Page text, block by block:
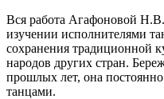
Вся работа Агафоновой
изучении исполнителями
сохранения традиционной
народов других стран.
прошлых лет, она
танцами.